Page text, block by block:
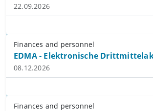
22.09.2026
Finances and personnel
EDMA - Elektronische
08.12.2026
Finances and personnel